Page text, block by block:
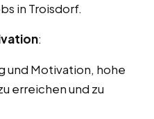
in Troisdorf.
:
und Motivation, hohe
erreichen und zu